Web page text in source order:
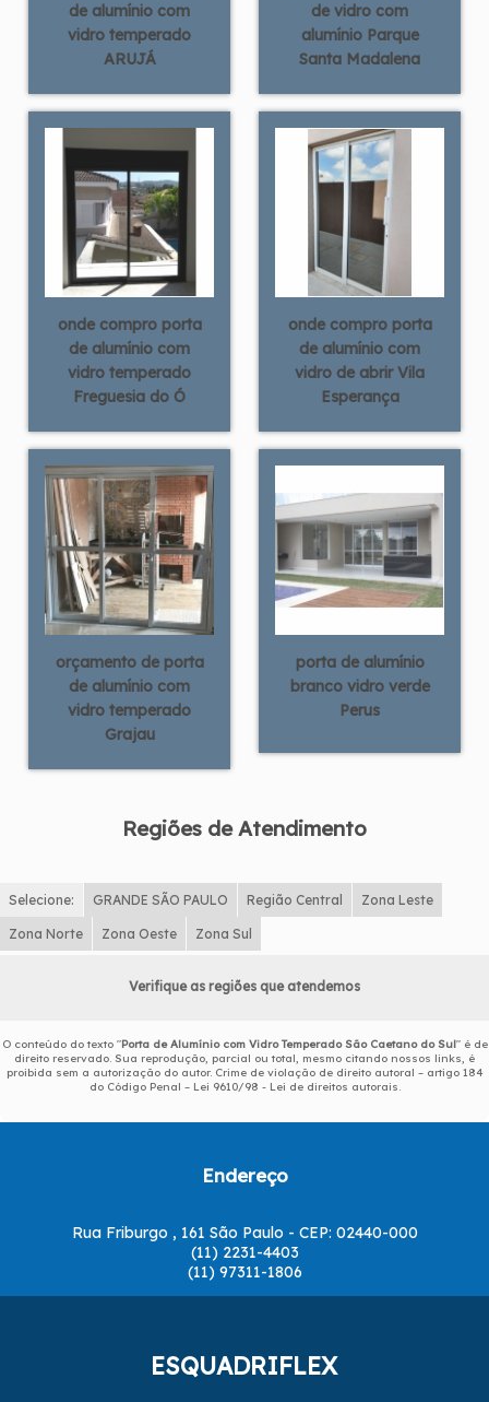
de alumínio com
vidro temperado
ARUJÁ
de vidro com
alumínio Parque
Santa Madalena
onde compro porta
de alumínio com
vidro temperado
Freguesia do Ó
onde compro porta
de alumínio com
vidro de abrir Vila
Esperança
orçamento de porta
de alumínio com
vidro temperado
Grajau
porta de alumínio
branco vidro verde
Perus
Regiões de Atendimento
Selecione: GRANDE SÃO PAULO Região Central Zona Leste
Zona Norte Zona Oeste Zona Sul
Verifique as regiões que atendemos
O conteúdo do texto "Porta de Alumínio com Vidro Temperado São Caetano do Sul" é de
direito reservado. Sua reprodução, parcial ou total, mesmo citando nossos links, é
proibida sem a autorização do autor. Crime de violação de direito autoral – artigo 184
do Código Penal – Lei 9610/98 - Lei de direitos autorais
Endereço
Rua Friburgo , 161 São Paulo - CEP: 02440-000
(11) 2231-4403
(11) 97311-1806
ESQUADRIFLEX